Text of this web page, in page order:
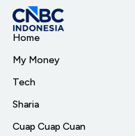
Home
My Money
Tech
Sharia
Cuap Cuap Cuan